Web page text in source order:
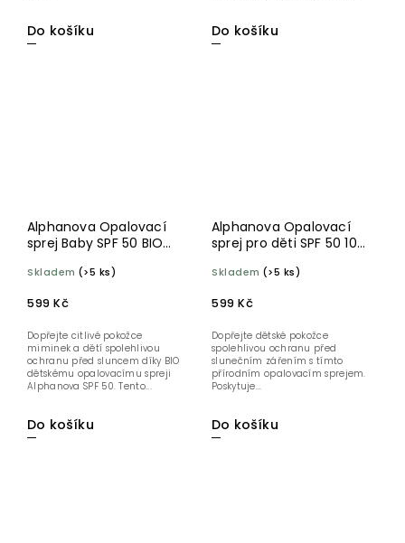
Do košíku Do košíku
Alphanova Opalovací
sprej Baby SPF 50 BIO
Skladem (>5 ks)
599 Kč
Do košíku
Dopřejte citlivé pokožce
miminek a dětí spolehlivou
ochranu před sluncem díky BIO
dětskému opalovacímu spreji
Alphanova SPF 50. Tento...
Alphanova Opalovací
sprej pro děti SPF 50 100
Skladem (>5 ks)
599 Kč
Do košíku
Dopřejte dětské pokožce
spolehlivou ochranu před
slunečním zářením s tímto
přírodním opalovacím sprejem.
Poskytuje...